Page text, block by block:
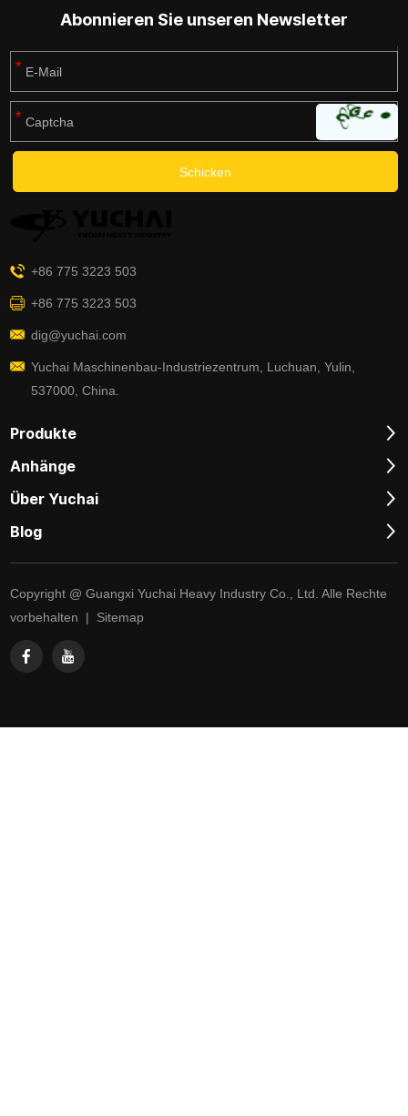
Abonnieren Sie unseren Newsletter
+86 775 3223 503
+86 775 3223 503
dig@yuchai.com
Yuchai Maschinenbau-Industriezentrum, Luchuan, Yulin,
537000, China.
Produkte
Anhänge
Über Yuchai
Blog
Copyright @ Guangxi Yuchai Heavy Industry Co., Ltd. Alle Rechte
vorbehalten | Sitemap